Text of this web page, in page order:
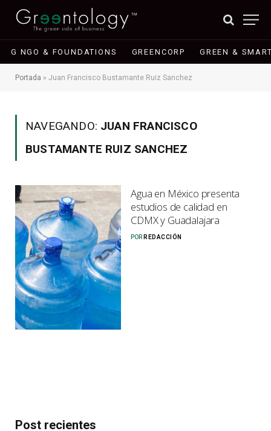
G NGO & FOUNDATIONS GREENCORP GREEN &
Portada » Juan Francisco Bustamante Ruiz Sanchez
NAVEGANDO: JUAN FRANCISCO
BUSTAMANTE RUIZ SANCHEZ
Agua en México presenta
estudios de calidad en
CDMX y Guadalajara
POR REDACCIÓN
Post recientes